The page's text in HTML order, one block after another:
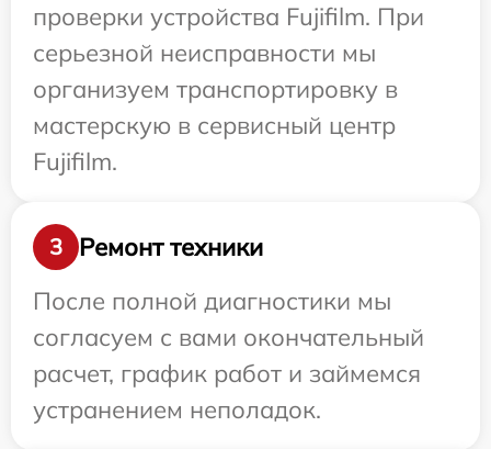
проверки устройства Fujifilm. При
серьезной неисправности мы
организуем транспортировку в
мастерскую в сервисный центр
Fujifilm.
3
Ремонт техники
После полной диагностики мы
согласуем с вами окончательный
расчет, график работ и займемся
устранением неполадок.